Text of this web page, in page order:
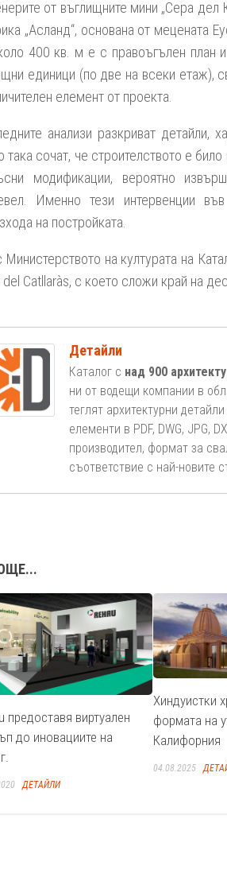
от въглищните мини „Сера дел
„Асланд“, основана от мецената
400 кв. м е с правоъгълен план
единици (по две на всеки етаж),
елемент от проекта.
анализи разкриват детайли,
сочат, че строителството е
модификации, вероятно
Именно тези интервенции
на постройката.
Министерството на културата на
Catllaràs, с което сложи край на
Детайли
Каталог с над 900
ни от водещи компании в
теглят архитектурни
елементи в PDF, DWG, JPG,
производител, формат за
съответствие с най-новите
предоставя виртуален
до иновациите на
ДЕТАЙЛИ
Хиндуистки
формата на
Калифорния
04.08.2025